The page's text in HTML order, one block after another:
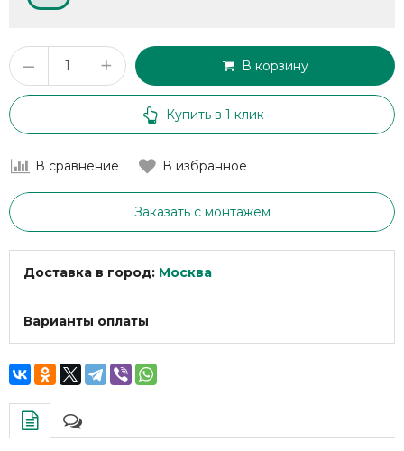
– + В корзину
Купить в 1 клик
В сравнение В избранное
Заказать с монтажем
Доставка в город: Москва
Варианты оплаты